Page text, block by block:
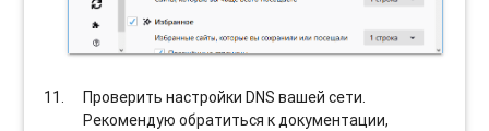
Проверить настройки DNS вашей сети.
Рекомендую обратиться к документации,